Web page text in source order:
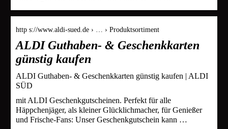
http s://www.aldi-sued.de › … › Produktsortiment
ALDI Guthaben- & Geschenkkarten
günstig kaufen
ALDI Guthaben- & Geschenkkarten günstig kaufen | ALDI
SÜD
mit ALDI Geschenkgutscheinen. Perfekt für alle
Häppchenjäger, als kleiner Glücklichmacher, für Genießer
und Frische-Fans: Unser Geschenkgutschein kann …